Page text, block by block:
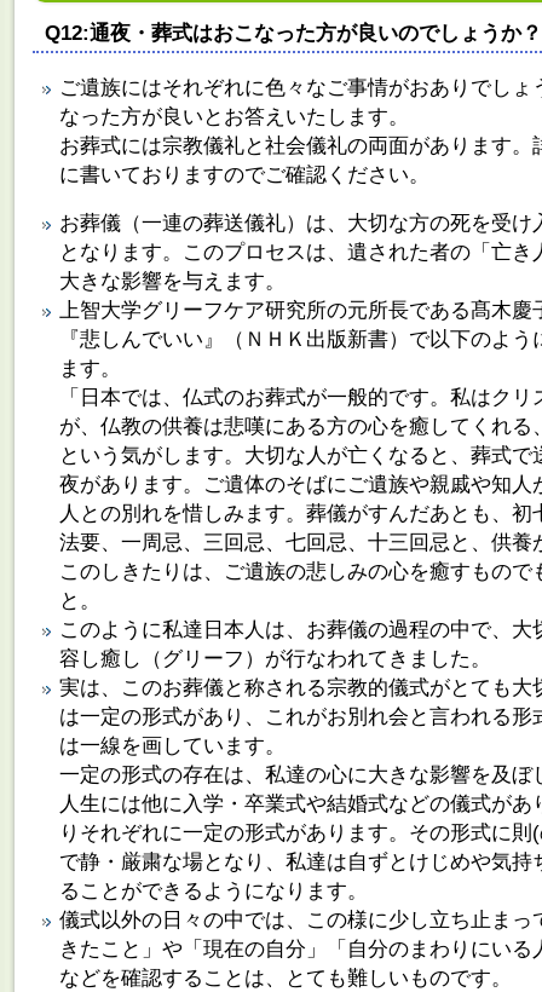
Q12:通夜・葬式はおこなった方が良いのでしょうか？
ご遺族にはそれぞれに色々なご事情がおありでしょ
なった方が良いとお答えいたします。
お葬式には宗教儀礼と社会儀礼の両面があります。
に書いておりますのでご確認ください。
お葬儀（一連の葬送儀礼）は、大切な方の死を受け
となります。このプロセスは、遺された者の「亡き
大きな影響を与えます。
上智大学グリーフケア研究所の元所長である髙木慶
『悲しんでいい』（ＮＨＫ出版新書）で以下のよう
ます。
「日本では、仏式のお葬式が一般的です。私はクリ
が、仏教の供養は悲嘆にある方の心を癒してくれる
という気がします。大切な人が亡くなると、葬式で
夜があります。ご遺体のそばにご遺族や親戚や知人
人との別れを惜しみます。葬儀がすんだあとも、初
法要、一周忌、三回忌、七回忌、十三回忌と、供養
このしきたりは、ご遺族の悲しみの心を癒すもので
と。
このように私達日本人は、お葬儀の過程の中で、大
容し癒し（グリーフ）が行なわれてきました。
実は、このお葬儀と称される宗教的儀式がとても大
は一定の形式があり、これがお別れ会と言われる形
は一線を画しています。
一定の形式の存在は、私達の心に大きな影響を及ぼ
人生には他に入学・卒業式や結婚式などの儀式があ
りそれぞれに一定の形式があります。その形式に則
で静・厳粛な場となり、私達は自ずとけじめや気持
ることができるようになります。
儀式以外の日々の中では、この様に少し立ち止まっ
きたこと」や「現在の自分」「自分のまわりにいる
などを確認することは、とても難しいものです。